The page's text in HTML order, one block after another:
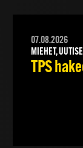
07.08.2026
MIEHET, UUTISET
TPS